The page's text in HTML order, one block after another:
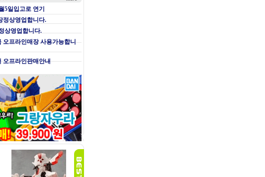
5일입고로 연기
정상영업합니다.
상영업합니다.
오프라인매장 사용가능합니
오프라인판매안내